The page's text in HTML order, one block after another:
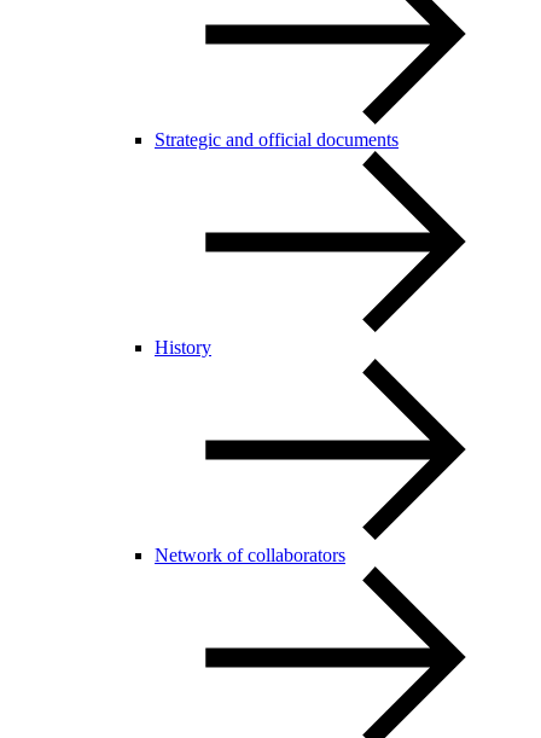
Strategic and official documents
History
Network of collaborators